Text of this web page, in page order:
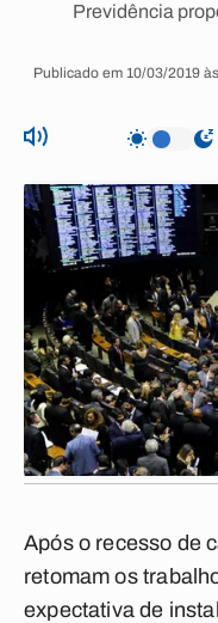
Previdência
Publicado em 10/03/2019
Após o recesso de
retomam os
expectativa de